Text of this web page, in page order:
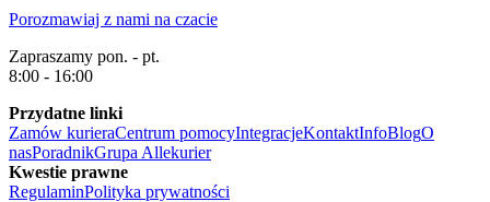
Porozmawiaj z nami na czacie
Zapraszamy pon. - pt.
8:00 - 16:00
Przydatne linki
Zamów kurieraCentrum pomocyIntegracjeKontaktInfoBlogO
nasPoradnikGrupa Allekurier
Kwestie prawne
RegulaminPolityka prywatności